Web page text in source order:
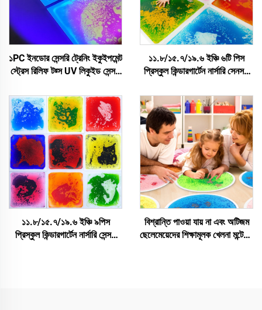
১PC ইনডোর সেন্সরি ট্রেনিং ইকুইপমেন্ট
স্ট্রেস রিলিফ টয়্স UV লিকুইড সেন্সরি
নিডস কিডস অটিজম
১১.৮/১৫.৭/১৯.৬ ইঞ্চি ৬টি পিস
প্রিস্কুল কিন্ডারগার্টেন নার্সারি সেনসরি
সেনসরি ম্যাট লিকুইড ফ্লোর টাইল সেট
১১.৮/১৫.৭/১৯.৬ ইঞ্চি ৯পিস
প্রিস্কুল কিন্ডারগার্টেন নার্সারি সেন্সরি
বিশ্রান্তি পাওয়া যায় না এবং অটিজম
ছেলেমেয়েদের শিক্ষামূলক খেলনা মন্টেসরি